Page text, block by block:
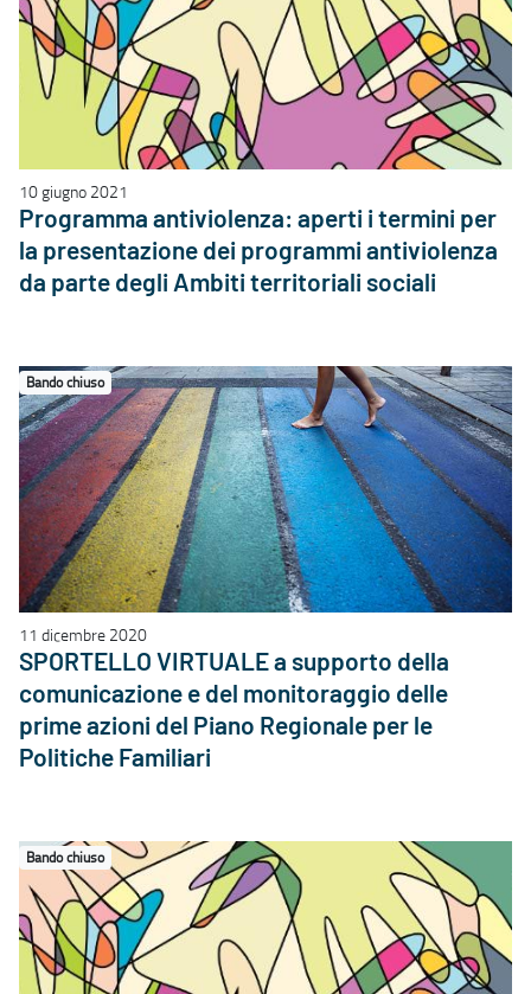
10 giugno 2021
Programma antiviolenza: aperti i termini per
la presentazione dei programmi antiviolenza
da parte degli Ambiti territoriali sociali
Bando chiuso
11 dicembre 2020
SPORTELLO VIRTUALE a supporto della
comunicazione e del monitoraggio delle
prime azioni del Piano Regionale per le
Politiche Familiari
Bando chiuso